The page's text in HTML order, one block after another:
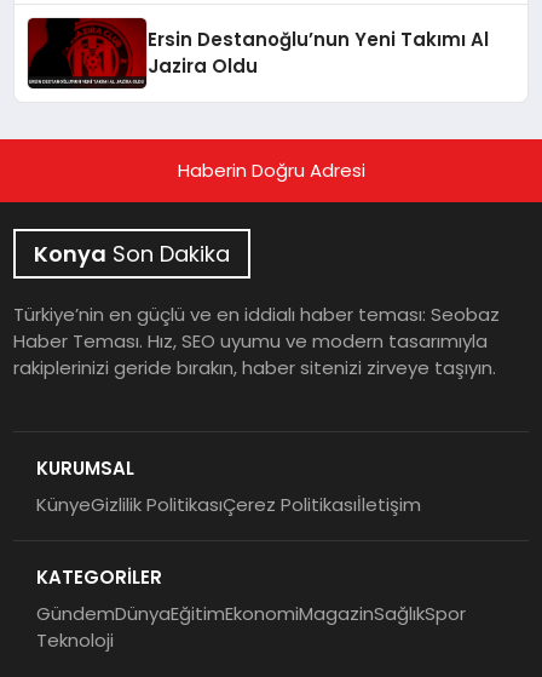
Ersin Destanoğlu’nun Yeni Takımı Al
Jazira Oldu
Haberin Doğru Adresi
Konya Son Dakika
Türkiye’nin en güçlü ve en iddialı haber teması: Seobaz
Haber Teması. Hız, SEO uyumu ve modern tasarımıyla
rakiplerinizi geride bırakın, haber sitenizi zirveye taşıyın.
KURUMSAL
KünyeGizlilik PolitikasıÇerez Politikasıİletişim
KATEGORİLER
GündemDünyaEğitimEkonomiMagazinSağlıkSpor
Teknoloji